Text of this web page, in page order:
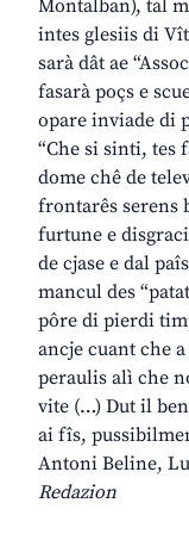
Montalban), tal
intes glesiis di
sarà dât ae
fasarà poçs e
opare inviade di
“Che si sinti, tes
dome chê de
frontarês serens
furtune e
de cjase e dal
mancul des
pôre di pierdi
ancje cuant che
peraulis alì che
vite (…) Dut il
ai fîs,
Antoni Beline,
Redazion